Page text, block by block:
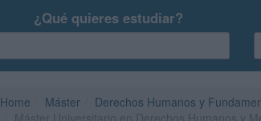
¿Qué quieres estudiar?
Home Máster Derechos Humanos y